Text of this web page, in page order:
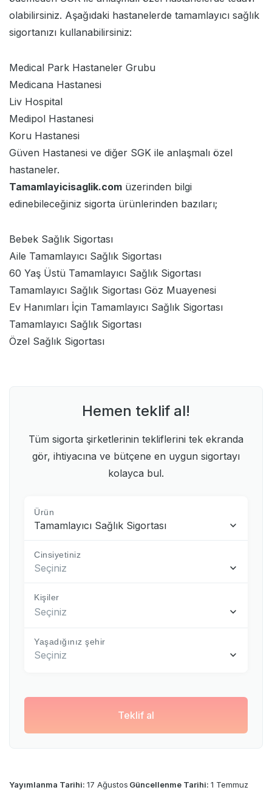
olabilirsiniz. Aşağıdaki hastanelerde tamamlayıcı sağlık
sigortanızı kullanabilirsiniz:
Medical Park Hastaneler Grubu
Medicana Hastanesi
Liv Hospital
Medipol Hastanesi
Koru Hastanesi
Güven Hastanesi ve diğer SGK ile anlaşmalı özel
hastaneler.
Tamamlayicisaglik.com üzerinden bilgi
edinebileceğiniz sigorta ürünlerinden bazıları;
Bebek Sağlık Sigortası
Aile Tamamlayıcı Sağlık Sigortası
60 Yaş Üstü Tamamlayıcı Sağlık Sigortası
Tamamlayıcı Sağlık Sigortası Göz Muayenesi
Ev Hanımları İçin Tamamlayıcı Sağlık Sigortası
Tamamlayıcı Sağlık Sigortası
Özel Sağlık Sigortası
Hemen teklif al!
Tüm sigorta şirketlerinin tekliflerini tek ekranda
gör, ihtiyacına ve bütçene en uygun sigortayı
kolayca bul.
Ürün
Tamamlayıcı Sağlık Sigortası
Cinsiyetiniz
Seçiniz
Kişiler
Seçiniz
Yaşadığınız şehir
Seçiniz
Teklif al
Yayımlanma Tarihi: 17 Ağustos Güncellenme Tarihi: 1 Temmuz